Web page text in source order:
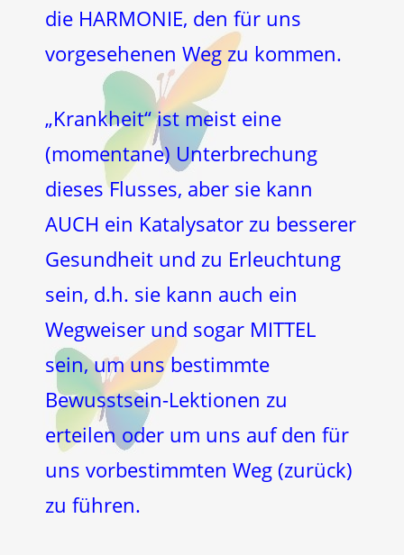
die HARMONIE, den für uns
vorgesehenen Weg zu kommen.
„Krankheit“ ist meist eine
(momentane) Unterbrechung
dieses Flusses, aber sie kann
AUCH ein Katalysator zu besserer
Gesundheit und zu Erleuchtung
sein, d.h. sie kann auch ein
Wegweiser und sogar MITTEL
sein, um uns bestimmte
Bewusstsein-Lektionen zu
erteilen oder um uns auf den für
uns vorbestimmten Weg (zurück)
zu führen.